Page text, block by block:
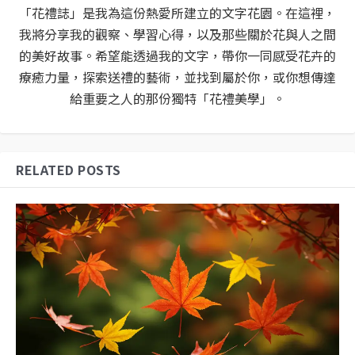
「花禮誌」是我為這份熱愛所建立的文字花園。在這裡，
我將分享我的觀察、學習心得，以及那些關於花與人之間
的美好故事。希望能透過我的文字，帶你一同感受花卉的
療癒力量，探索送禮的藝術，並找到屬於你，或你想傳達
給重要之人的那份獨特「花禮美學」。
RELATED POSTS